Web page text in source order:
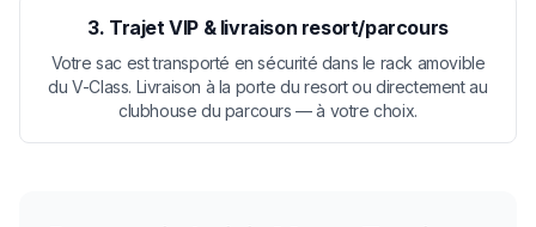
3. Trajet VIP & livraison resort/parcours
Votre sac est transporté en sécurité dans le rack amovible
du V-Class. Livraison à la porte du resort ou directement au
clubhouse du parcours — à votre choix.